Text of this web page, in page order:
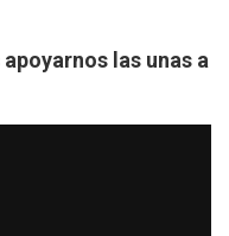
las unas a